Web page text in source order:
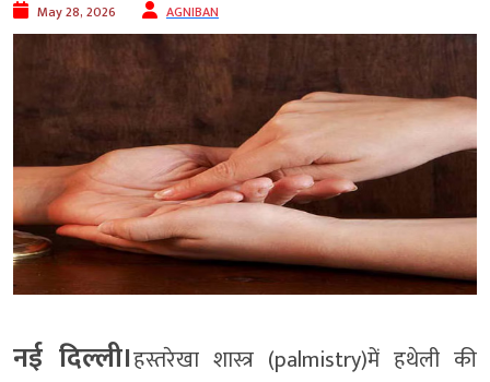
May 28, 2026 AGNIBAN
नई दिल्ली।हस्तरेखा शास्त्र (palmistry)में हथेली की